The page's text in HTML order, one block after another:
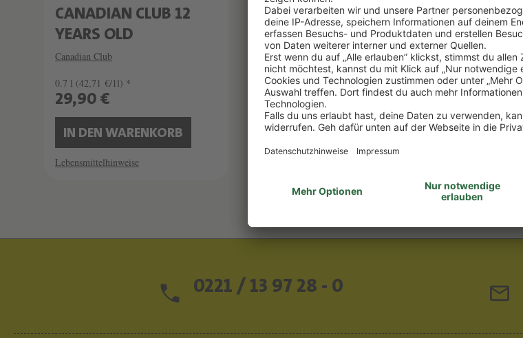
CANADIAN CLUB 12
YEARS OLD
Canadian Club
0.7 l (42,71 €/1l) *
29,90 €
IN DEN WARENKORB
Lebensmittelhinweise
0221 / 13 97 28 - 0